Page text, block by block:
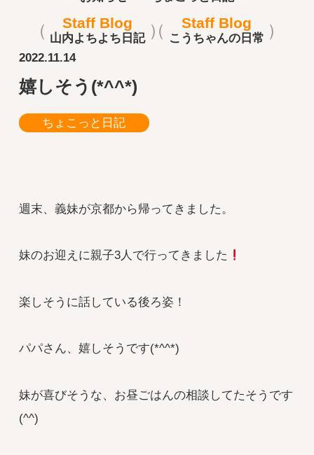
Staff Blog
山内よちよち日記
Staff Blog
こうちゃんの日常
2022.11.14
嬉しそう(*^^*)
ちょこっと日記
週末、義妹が京都から帰ってきました。
妹のお迎えに親子3人で行ってきました
楽しそうに話している後ろ姿！
パパさん、嬉しそうです(*^^*)
妹が喜びそうな、お昼ごはんの相談してたそうです
(^^)